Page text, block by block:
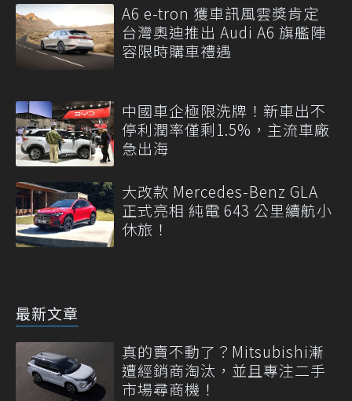
A6 e-tron 獲車訊風雲獎肯定
台灣奧迪推出 Audi A6 旗艦陣
容限時購車禮遇
中國車企極限洗牌！新車出不
停利潤率僅剩1.5%，主流車廠
急出海
大改款 Mercedes-Benz GLA
正式亮相 純電 643 公里續航小
休旅！
最新文章
真的賣不動了？Mitsubishi漸
遭經銷商淘汰，並且專注二手
市場尋商機！